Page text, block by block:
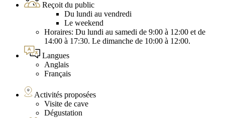
Reçoit du public
Du lundi au vendredi
Le weekend
Horaires: Du lundi au samedi de 9:00 à 12:00 et de
14:00 à 17:30. Le dimanche de 10:00 à 12:00.
Langues
Anglais
Français
Activités proposées
Visite de cave
Dégustation